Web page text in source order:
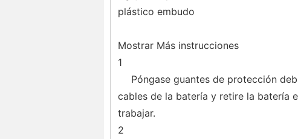
plástico embudo
Mostrar Más instrucciones
1
Póngase guantes de protección
cables de la batería y retire la batería
trabajar.
2